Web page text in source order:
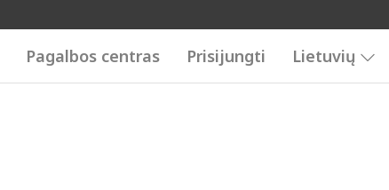
Pagalbos centras Prisijungti Lietuvių